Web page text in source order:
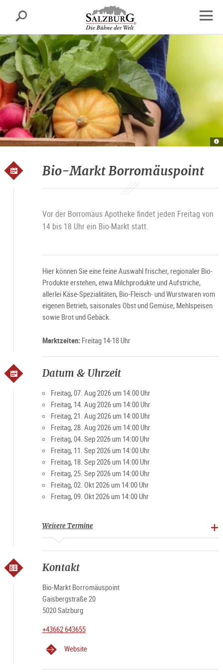
sr.skipnav.Zum
Inhalt
springen
sr.skipnav.Zum
Hauptmenü
springen
sr.skipnav.Zu
den
Kontaktinformationen
Suche
Bio-Markt Borromäuspoint
Vor der Borromäus Apotheke findet jeden Freitag von
14 bis 18 Uhr ein Bio-Markt statt.
Hier können Sie eine feine Auswahl frischer, regionaler Bio-
Produkte erstehen, etwa Milchprodukte und Aufstriche,
allerlei Käse-Spezialitäten, Bio-Fleisch- und Wurstwaren vom
eigenen Betrieb, saisonales Obst und Gemüse, Mehlspeisen
sowie Brot und Gebäck.
Marktzeiten: Freitag 14-18 Uhr
Datum & Uhrzeit
Freitag, 07. Aug 2026 um 14:00 Uhr
Freitag, 14. Aug 2026 um 14:00 Uhr
Freitag, 21. Aug 2026 um 14:00 Uhr
Freitag, 28. Aug 2026 um 14:00 Uhr
Freitag, 04. Sep 2026 um 14:00 Uhr
Freitag, 11. Sep 2026 um 14:00 Uhr
Freitag, 18. Sep 2026 um 14:00 Uhr
Freitag, 25. Sep 2026 um 14:00 Uhr
Freitag, 02. Okt 2026 um 14:00 Uhr
Freitag, 09. Okt 2026 um 14:00 Uhr
Weitere Termine
Kontakt
Bio-Markt Borromäuspoint
Gaisbergstraße 20
5020 Salzburg
+43662 643655
Website